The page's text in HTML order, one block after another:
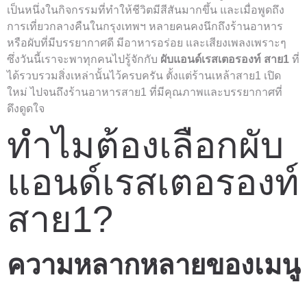
เป็นหนึ่งในกิจกรรมที่ทำให้ชีวิตมีสีสันมากขึ้น และเมื่อพูดถึง
การเที่ยวกลางคืนในกรุงเทพฯ หลายคนคงนึกถึงร้านอาหาร
หรือผับที่มีบรรยากาศดี มีอาหารอร่อย และเสียงเพลงเพราะๆ
ซึ่งวันนี้เราจะพาทุกคนไปรู้จักกับ ผับแอนด์เรสเตอรองท์ สาย1 ที่
ได้รวบรวมสิ่งเหล่านั้นไว้ครบครัน ตั้งแต่ร้านเหล้าสาย1 เปิด
ใหม่ ไปจนถึงร้านอาหารสาย1 ที่มีคุณภาพและบรรยากาศที่
ดึงดูดใจ
ทำไมต้องเลือกผับ
แอนด์เรสเตอรองท์
สาย1?
ความหลากหลายของเมนู